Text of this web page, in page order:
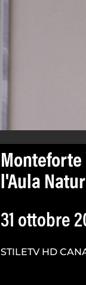
l'Aula
31 ottobre
STILETV HD